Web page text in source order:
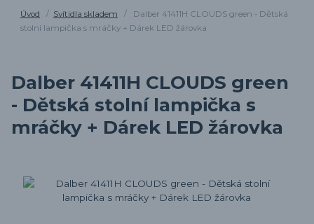
Úvod Svítidla skladem
Dalber 41411H CLOUDS green - Dětská
stolní lampička s mráčky + Dárek LED žárovka
Dalber 41411H CLOUDS green
- Dětská stolní lampička s
mráčky + Dárek LED žárovka